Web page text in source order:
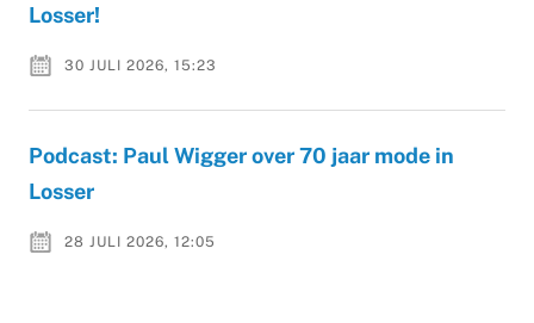
Losser!
30 JULI 2026, 15:23
Podcast: Paul Wigger over 70 jaar mode in
Losser
28 JULI 2026, 12:05